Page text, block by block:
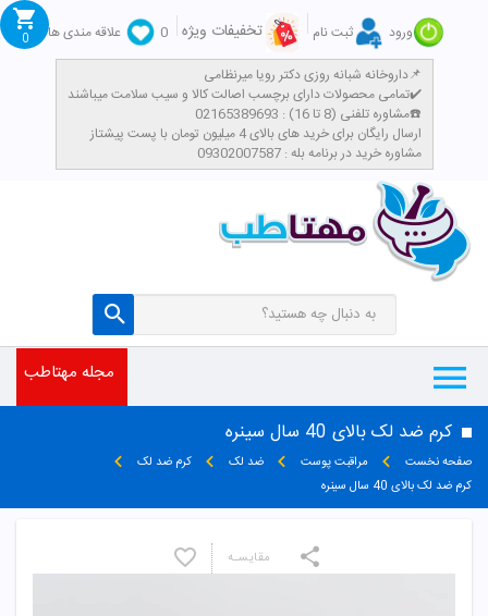
ورود ثبت نام تخفیفات ویژه 0
علاقه مندی ها
داروخانه شبانه روزی دکتر رویا میرنظامی📌
تمامی محصولات دارای برچسب اصالت کالا و سیب سلامت میباشند✔️
مشاوره تلفنی (8 تا 16) : 02165389693☎️
​ارسال رایگان برای خرید های بالای 4 میلیون تومان با پست پیشتاز
مشاوره خرید در برنامه بله : 09302007587
0
مجله مهتاطب
کرم ضد لک بالای 40 سال سینره
صفحه نخست مراقبت پوست ضد لک
کرم ضد لک
کرم ضد لک بالای 40 سال سینره
مقایسـه